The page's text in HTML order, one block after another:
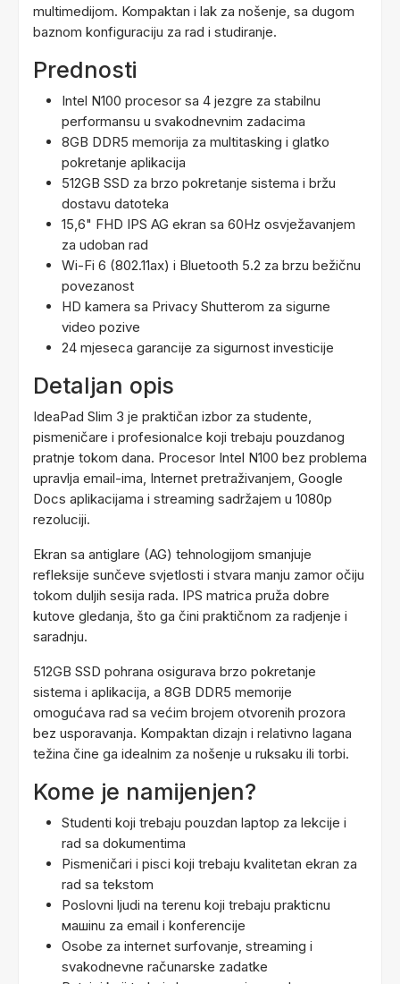
multimedijom. Kompaktan i lak za nošenje, sa dugom
baznom konfiguraciju za rad i studiranje.
Prednosti
Intel N100 procesor sa 4 jezgre za stabilnu
performansu u svakodnevnim zadacima
8GB DDR5 memorija za multitasking i glatko
pokretanje aplikacija
512GB SSD za brzo pokretanje sistema i bržu
dostavu datoteka
15,6" FHD IPS AG ekran sa 60Hz osvježavanjem
za udoban rad
Wi-Fi 6 (802.11ax) i Bluetooth 5.2 za brzu bežičnu
povezanost
HD kamera sa Privacy Shutterom za sigurne
video pozive
24 mjeseca garancije za sigurnost investicije
Detaljan opis
IdeaPad Slim 3 je praktičan izbor za studente,
pismeničare i profesionalce koji trebaju pouzdanog
pratnje tokom dana. Procesor Intel N100 bez problema
upravlja email-ima, Internet pretraživanjem, Google
Docs aplikacijama i streaming sadržajem u 1080p
rezoluciji.
Ekran sa antiglare (AG) tehnologijom smanjuje
refleksije sunčeve svjetlosti i stvara manju zamor očiju
tokom duljih sesija rada. IPS matrica pruža dobre
kutove gledanja, što ga čini praktičnom za radjenje i
saradnju.
512GB SSD pohrana osigurava brzo pokretanje
sistema i aplikacija, a 8GB DDR5 memorije
omogućava rad sa većim brojem otvorenih prozora
bez usporavanja. Kompaktan dizajn i relativno lagana
težina čine ga idealnim za nošenje u ruksaku ili torbi.
Kome je namijenjen?
Studenti koji trebaju pouzdan laptop za lekcije i
rad sa dokumentima
Pismeničari i pisci koji trebaju kvalitetan ekran za
rad sa tekstom
Poslovni ljudi na terenu koji trebaju prakticnu
машinu za email i konferencije
Osobe za internet surfovanje, streaming i
svakodnevne računarske zadatke